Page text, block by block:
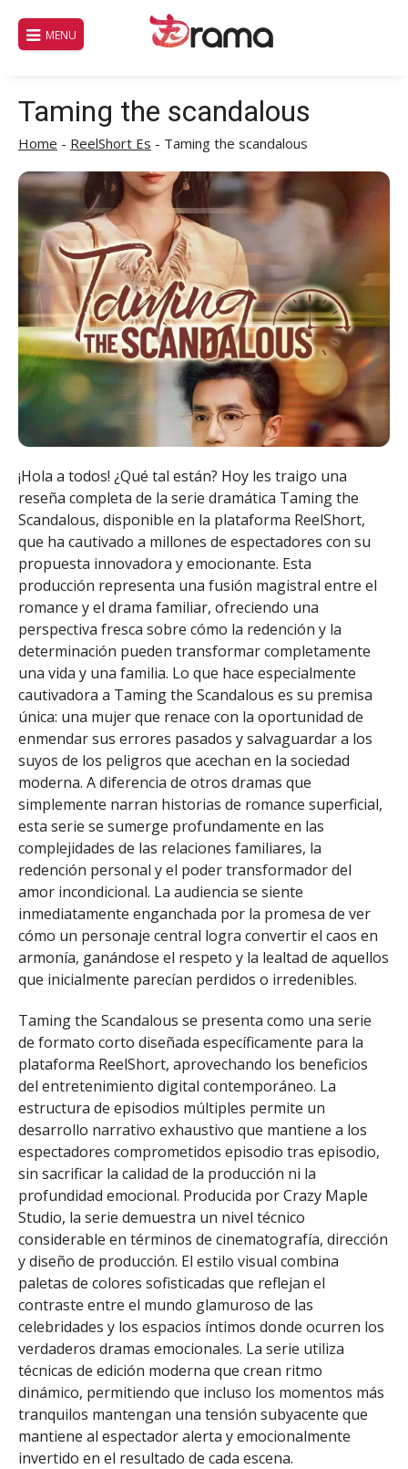
contenido
MENU
Taming the scandalous
Home - ReelShort Es - Taming the scandalous
¡Hola a todos! ¿Qué tal están? Hoy les traigo una
reseña completa de la serie dramática Taming the
Scandalous, disponible en la plataforma ReelShort,
que ha cautivado a millones de espectadores con su
propuesta innovadora y emocionante. Esta
producción representa una fusión magistral entre el
romance y el drama familiar, ofreciendo una
perspectiva fresca sobre cómo la redención y la
determinación pueden transformar completamente
una vida y una familia. Lo que hace especialmente
cautivadora a Taming the Scandalous es su premisa
única: una mujer que renace con la oportunidad de
enmendar sus errores pasados y salvaguardar a los
suyos de los peligros que acechan en la sociedad
moderna. A diferencia de otros dramas que
simplemente narran historias de romance superficial,
esta serie se sumerge profundamente en las
complejidades de las relaciones familiares, la
redención personal y el poder transformador del
amor incondicional. La audiencia se siente
inmediatamente enganchada por la promesa de ver
cómo un personaje central logra convertir el caos en
armonía, ganándose el respeto y la lealtad de aquellos
que inicialmente parecían perdidos o irredenibles.
Taming the Scandalous se presenta como una serie
de formato corto diseñada específicamente para la
plataforma ReelShort, aprovechando los beneficios
del entretenimiento digital contemporáneo. La
estructura de episodios múltiples permite un
desarrollo narrativo exhaustivo que mantiene a los
espectadores comprometidos episodio tras episodio,
sin sacrificar la calidad de la producción ni la
profundidad emocional. Producida por Crazy Maple
Studio, la serie demuestra un nivel técnico
considerable en términos de cinematografía, dirección
y diseño de producción. El estilo visual combina
paletas de colores sofisticadas que reflejan el
contraste entre el mundo glamuroso de las
celebridades y los espacios íntimos donde ocurren los
verdaderos dramas emocionales. La serie utiliza
técnicas de edición moderna que crean ritmo
dinámico, permitiendo que incluso los momentos más
tranquilos mantengan una tensión subyacente que
mantiene al espectador alerta y emocionalmente
invertido en el resultado de cada escena.